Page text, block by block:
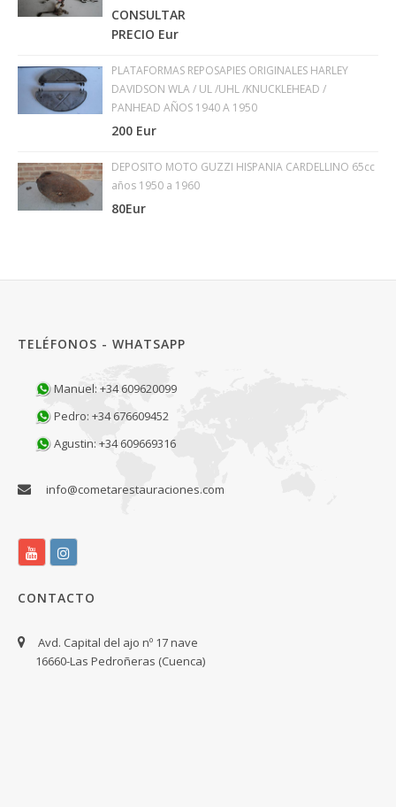
CONSULTAR
PRECIO Eur
PLATAFORMAS REPOSAPIES ORIGINALES HARLEY
DAVIDSON WLA / UL /UHL /KNUCKLEHEAD /
PANHEAD AÑOS 1940 A 1950
200 Eur
DEPOSITO MOTO GUZZI HISPANIA CARDELLINO 65cc
años 1950 a 1960
80Eur
TELÉFONOS - WHATSAPP
Manuel: +34 609620099
Pedro: +34 676609452
Agustin: +34 609669316
info@cometarestauraciones.com
CONTACTO
Avd. Capital del ajo nº 17 nave
16660-Las Pedroñeras (Cuenca)